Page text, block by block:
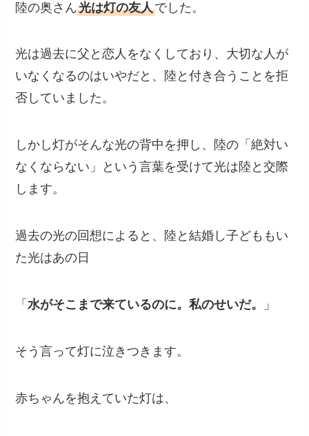
陸の奥さん光は灯の友人でした。
光は過去に父と恋人をなくしており、大切な人が
いなくなるのはいやだと、陸と付き合うことを拒
否していました。
しかし灯がそんな光の背中を押し、陸の「絶対い
なくならない」という言葉を受けて光は陸と交際
します。
過去の光の回想によると、陸と結婚し子どももい
た光はあの日
「 水がそこまで来ているのに。私のせいだ。 」
そう言って灯に泣きつきます。
赤ちゃんを抱えていた灯は、